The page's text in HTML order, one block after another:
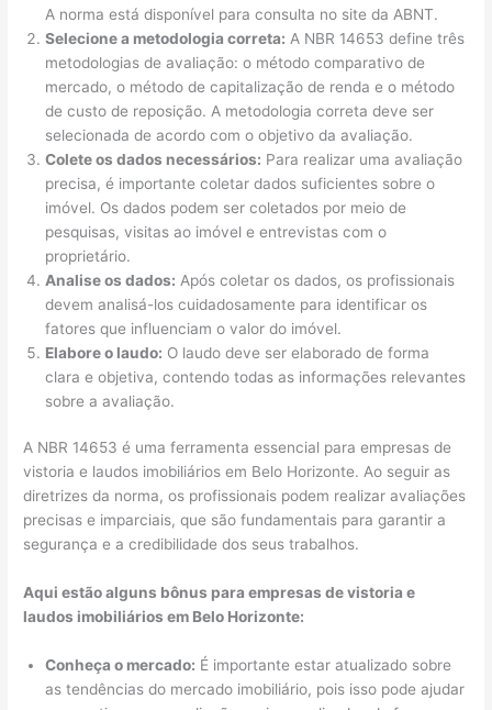
A norma está disponível para consulta no site da ABNT.
Selecione a metodologia correta: A NBR 14653 define três
metodologias de avaliação: o método comparativo de
mercado, o método de capitalização de renda e o método
de custo de reposição. A metodologia correta deve ser
selecionada de acordo com o objetivo da avaliação.
Colete os dados necessários: Para realizar uma avaliação
precisa, é importante coletar dados suficientes sobre o
imóvel. Os dados podem ser coletados por meio de
pesquisas, visitas ao imóvel e entrevistas com o
proprietário.
Analise os dados: Após coletar os dados, os profissionais
devem analisá-los cuidadosamente para identificar os
fatores que influenciam o valor do imóvel.
Elabore o laudo: O laudo deve ser elaborado de forma
clara e objetiva, contendo todas as informações relevantes
sobre a avaliação.
A NBR 14653 é uma ferramenta essencial para empresas de
vistoria e laudos imobiliários em Belo Horizonte. Ao seguir as
diretrizes da norma, os profissionais podem realizar avaliações
precisas e imparciais, que são fundamentais para garantir a
segurança e a credibilidade dos seus trabalhos.
Aqui estão alguns bônus para empresas de vistoria e
laudos imobiliários em Belo Horizonte:
Conheça o mercado: É importante estar atualizado sobre
as tendências do mercado imobiliário, pois isso pode ajudar